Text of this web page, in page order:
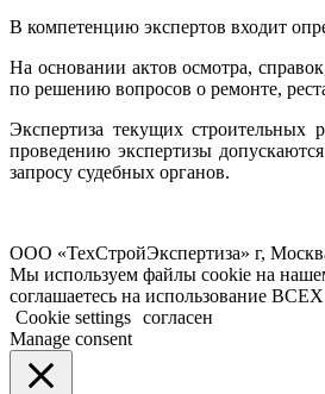
В компетенцию экспертов входит
На основании актов осмотра,
по решению вопросов о ремонте,
Экспертиза текущих строительных
проведению экспертизы
запросу судебных органов.
ООО «ТехСтройЭкспертиза» г,
Мы используем файлы cookie на
соглашаетесь на использование
Cookie settings согласен
Manage consent